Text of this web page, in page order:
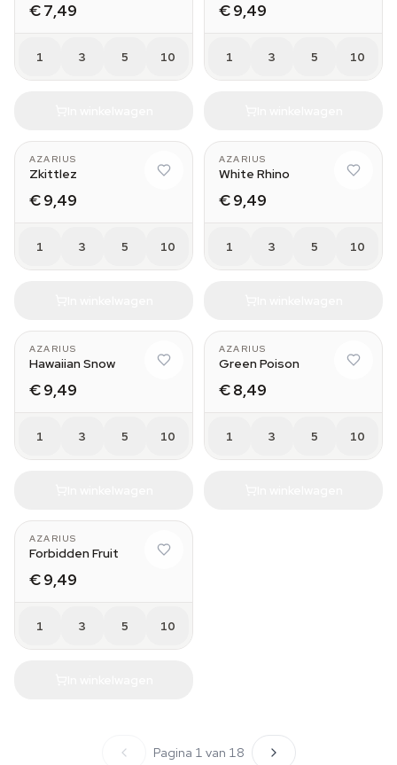
€ 7,49
1 3 5 10
€ 9,49
1 3 5 10
AZARIUS
Zkittlez
€ 9,49
1 3 5 10
AZARIUS
White Rhino
€ 9,49
1 3 5 10
AZARIUS
Hawaiian Snow
€ 9,49
1 3 5 10
AZARIUS
Green Poison
€ 8,49
1 3 5 10
AZARIUS
Forbidden Fruit
€ 9,49
1 3 5 10
Pagina 1 van 18